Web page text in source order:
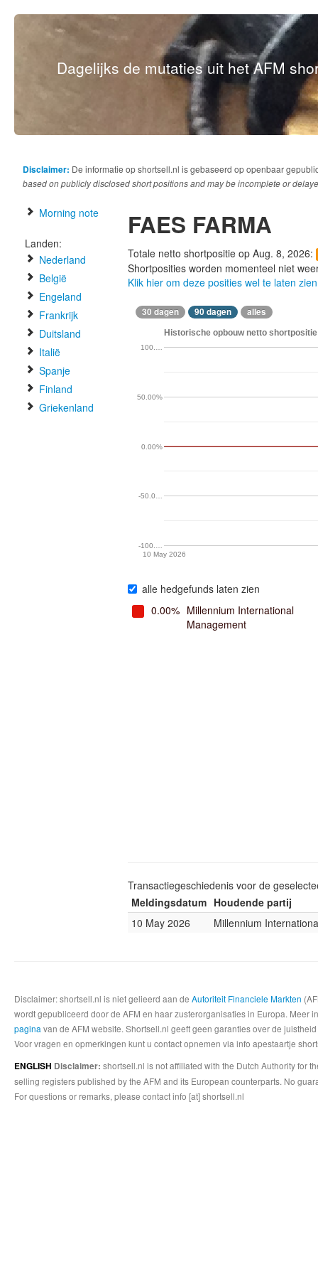
Dagelijks de mutaties uit het AFM
Disclaimer: De informatie op shortsell.nl is gebaseerd op openbaar
based on publicly disclosed short positions and may be incomplete or
Morning note
Landen:
Nederland
België
Engeland
Frankrijk
Duitsland
Italië
Spanje
Finland
Griekenland
FAES FARMA
Totale netto shortpositie op Aug. 8, 2026:
Shortposities worden momenteel niet
Klik hier om deze posities wel te laten zien
30 dagen 90 dagen alles
Historische opbouw netto
10 May 2026
-100.…
-50.0…
0.00%
50.00%
100.…
alle hedgefunds laten zien
0.00% Millennium International
Management
Transactiegeschiedenis voor de
Meldingsdatum Houdende partij
10 May 2026
Millennium
Disclaimer: shortsell.nl is niet gelieerd aan de Autoriteit Financiele Markten
wordt gepubliceerd door de AFM en haar zusterorganisaties in Europa.
pagina van de AFM website. Shortsell.nl geeft geen garanties over de
Voor vragen en opmerkingen kunt u contact opnemen via info apestaartje
ENGLISH Disclaimer: shortsell.nl is not affiliated with the Dutch Authority for
selling registers published by the AFM and its European counterparts. No
For questions or remarks, please contact info [at] shortsell.nl